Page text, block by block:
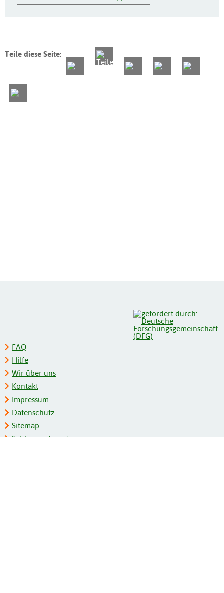
Teile diese Seite:
FAQ
Hilfe
Wir über uns
Kontakt
Impressum
Datenschutz
Sitemap
Schlagwortregister